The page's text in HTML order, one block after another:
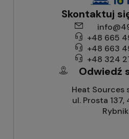
Skontaktuj
+48 665
+48 663
+48 324
Odwiedź
Heat Sources
ul. Prosta
Rybnik